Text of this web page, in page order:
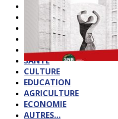
ACCUEIL
QUI SOMMES-NOUS?
POLITIQUE
SOCIETE
SPORTS
SANTE
CULTURE
EDUCATION
AGRICULTURE
ECONOMIE
AUTRES…